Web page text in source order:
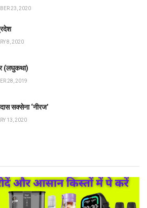
23, 2020
8, 2020
(लघुकथा)
28, 2019
सक्सेना ‘नीरज’
13, 2020